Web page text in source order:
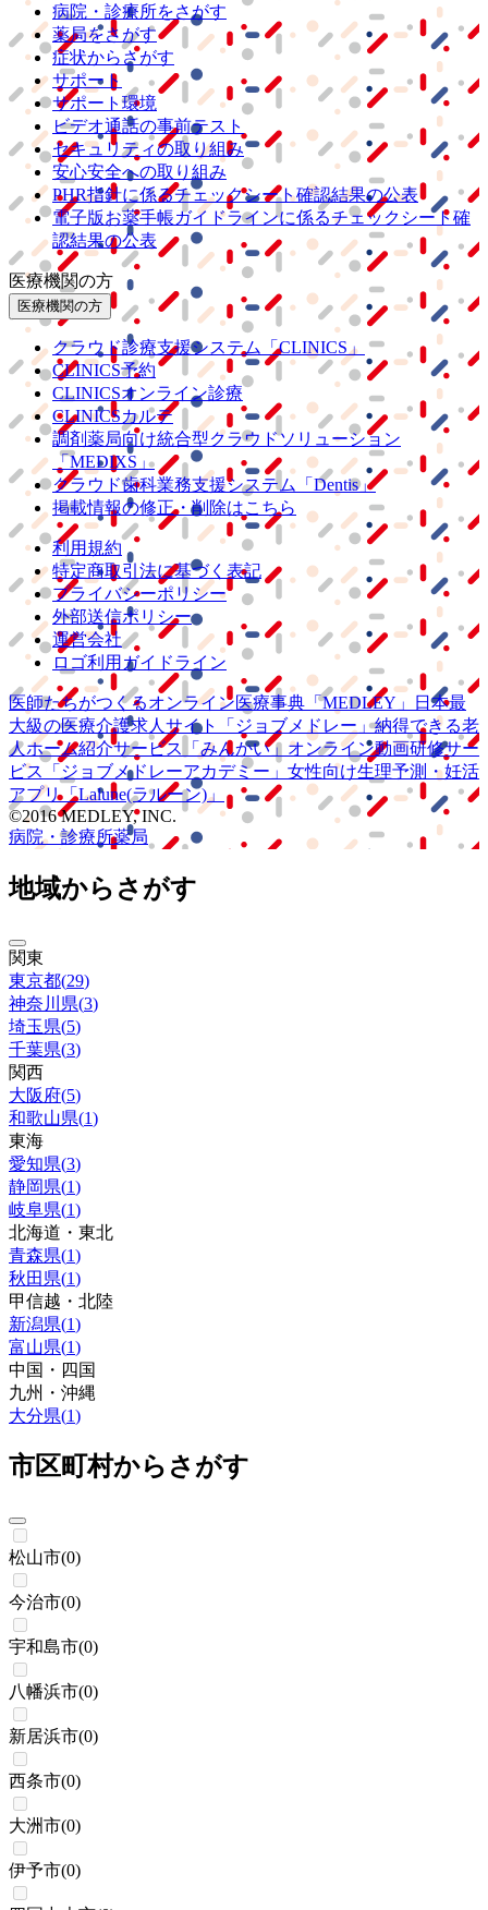
病院・診療所をさがす
薬局をさがす
症状からさがす
サポート
サポート環境
ビデオ通話の事前テスト
セキュリティの取り組み
安心安全への取り組み
PHR指針に係るチェックシート確認結果の公表
電子版お薬手帳ガイドラインに係るチェックシート確
認結果の公表
医療機関の方
医療機関の方
クラウド診療支援システム
「CLINICS」
CLINICS予約
CLINICSオンライン診療
CLINICSカルテ
調剤薬局向け統合型クラウドソリューション
「MEDIXS」
クラウド歯科業務支援システム
「Dentis」
掲載情報の修正・削除はこちら
利用規約
特定商取引法に基づく表記
プライバシーポリシー
外部送信ポリシー
運営会社
ロゴ利用ガイドライン
医師たちがつくるオンライン医療事典 「MEDLEY」
日本最
大級の医療介護求人サイト 「ジョブメドレー」納得できる老
人ホーム紹介サービス
「みんかい」 オンライン動画研修サー
ビス
「ジョブメドレーアカデミー」 女性向け生理予測・妊活
アプリ「Lalune(ラルーン)」
©2016 MEDLEY, INC.
病院・診療所薬局
地域からさがす
関東
東京都(29)
神奈川県(3)
埼玉県(5)
千葉県(3)
関西
大阪府(5)
和歌山県(1)
東海
愛知県(3)
静岡県(1)
岐阜県(1)
北海道・東北
青森県(1)
秋田県(1)
甲信越・北陸
新潟県(1)
富山県(1)
中国・四国
九州・沖縄
大分県(1)
市区町村からさがす
松山市(0)
今治市(0)
宇和島市(0)
八幡浜市(0)
新居浜市(0)
西条市(0)
大洲市(0)
伊予市(0)